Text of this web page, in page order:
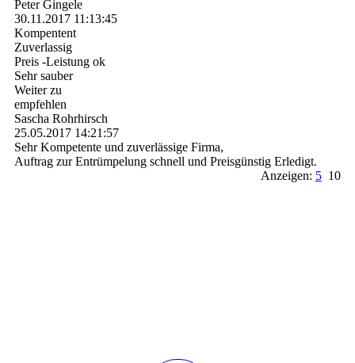
Peter Gingele
30.11.2017 11:13:45
Kompentent
Zuverlassig
Preis -Leistung ok
Sehr sauber
Weiter zu
empfehlen
Sascha Rohrhirsch
25.05.2017 14:21:57
Sehr Kompetente und zuverlässige Firma,
Auftrag zur Entrümpelung schnell und Preisgünstig Erledigt.
Anzeigen: 5 10